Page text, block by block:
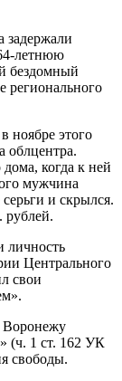
задержали
летнюю
бездомный
регионального
ноябре этого
облцентра.
когда к ней
мужчина
и скрылся.
рублей.
личность
Центрального
свои
Воронежу
(ч. 1 ст. 162 УК
свободы.